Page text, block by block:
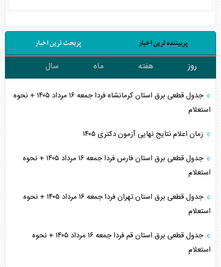
پربیننده ترین اخبار پربحث ترین اخبار
روز هفته ماه سال
جدول قطعی برق استان کرمانشاه فردا جمعه ۱۶ مرداد ۱۴۰۵ + نحوه
استعلام
زمان اعلام نتایج نهایی آزمون دکتری ۱۴۰۵
جدول قطعی برق استان فارس فردا جمعه ۱۶ مرداد ۱۴۰۵ + نحوه
استعلام
جدول قطعی برق استان تهران فردا جمعه ۱۶ مرداد ۱۴۰۵ + نحوه
استعلام
جدول قطعی برق استان قم فردا جمعه ۱۶ مرداد ۱۴۰۵ + نحوه
استعلام